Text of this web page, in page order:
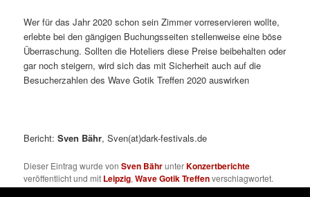
Wer für das Jahr 2020 schon sein Zimmer vorreservieren wollte,
erlebte bei den gängigen Buchungsseiten stellenweise eine böse
Überraschung. Sollten die Hoteliers diese Preise beibehalten oder
gar noch steigern, wird sich das mit Sicherheit auch auf die
Besucherzahlen des Wave Gotik Treffen 2020 auswirken
Bericht:Sven Bähr, Sven(at)dark-festivals.de
Dieser Eintrag wurde vonSven BährunterKonzertberichte
veröffentlicht und mit Leipzig,Wave Gotik Treffenverschlagwortet.
Setze ein Lesezeichen für denPermalink.